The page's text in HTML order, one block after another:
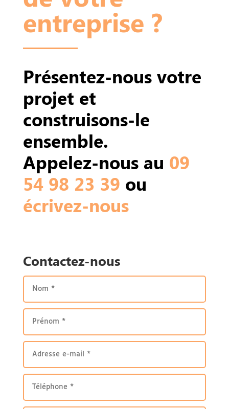
entreprise ?
Présentez-nous votre
projet et
construisons-le
ensemble.
Appelez-nous au 09
54 98 23 39 ou
écrivez-nous
Contactez-nous